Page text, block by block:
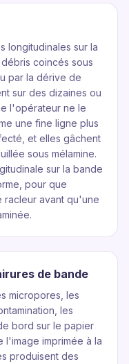
longitudinales sur la
coincés sous
par la dérive de
sur des dizaines ou
l'opérateur ne le
une fine ligne plus
et elles gâchent
sous mélamine.
sur la bande
pour que
avant qu'une
de bande
micropores, les
les
bord sur le papier
l'image imprimée à la
produisent des